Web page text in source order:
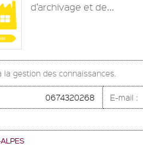
d’archivage et de...
gestion des connaissances.
0674320268 E-mail :